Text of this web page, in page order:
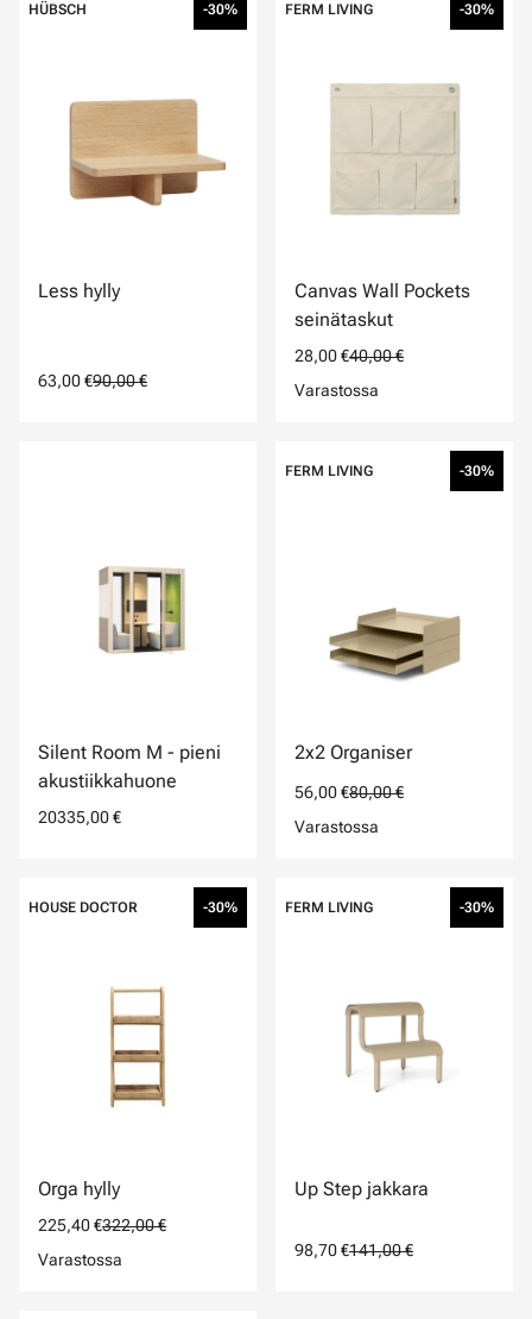
HÜBSCH -30%
Less hylly
63,00 €90,00 €
FERM LIVING -30%
Canvas Wall Pockets
seinätaskut
28,00 €40,00 €
Varastossa
Silent Room M - pieni
akustiikkahuone
20335,00 €
FERM LIVING -30%
2x2 Organiser
56,00 €80,00 €
Varastossa
HOUSE DOCTOR -30%
Orga hylly
225,40 €322,00 €
Varastossa
FERM LIVING -30%
Up Step jakkara
98,70 €141,00 €